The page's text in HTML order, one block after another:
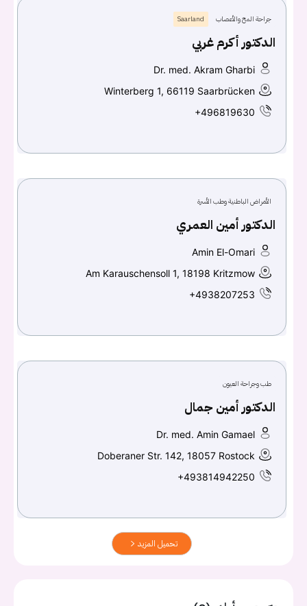
جراحة المخ والأعصاب Saarland
الدكتور أكرم غربي
Dr. med. Akram Gharbi
Winterberg 1, 66119 Saarbrücken
+496819630
الأمراض الباطنية وطب الأسرة
الدكتور أمين العمري
Amin El-Omari
Am Karauschensoll 1, 18198 Kritzmow
+4938207253
طب وجراحة العيون
الدكتور أمين جمال
Dr. med. Amin Gamael
Doberaner Str. 142, 18057 Rostock
+493814942250
تحميل المزيد